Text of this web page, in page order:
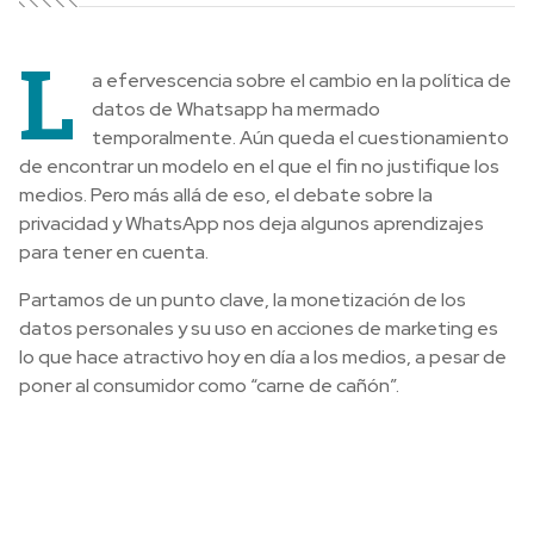
L
a efervescencia sobre el cambio en la política de
datos de Whatsapp ha mermado
temporalmente. Aún queda el cuestionamiento
de encontrar un modelo en el que el fin no justifique los
medios. Pero más allá de eso, el debate sobre la
privacidad y WhatsApp nos deja algunos aprendizajes
para tener en cuenta.
Partamos de un punto clave, la monetización de los
datos personales y su uso en acciones de marketing es
lo que hace atractivo hoy en día a los medios, a pesar de
poner al consumidor como “carne de cañón”.